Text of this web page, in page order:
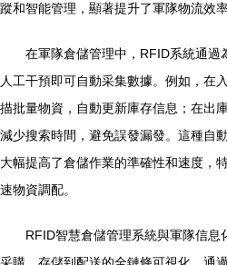
蹤和智能管理，顯著提升了軍隊物流效
在軍隊倉儲管理中，RFID系統通過
人工干預即可自動采集數據。例如，在
描批量物資，自動更新庫存信息；在出
減少搜索時間，避免誤發漏發。這種自
大幅提高了倉儲作業的準確性和速度，
速物資調配。
RFID智慧倉儲管理系統與軍隊信息